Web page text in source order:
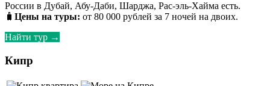
России в Дубай, Абу-Даби, Шарджа, Рас-эль-Хайма есть.
🧳 Цены на туры: от 80 000 рублей за 7 ночей на двоих.
Найти тур →
Кипр